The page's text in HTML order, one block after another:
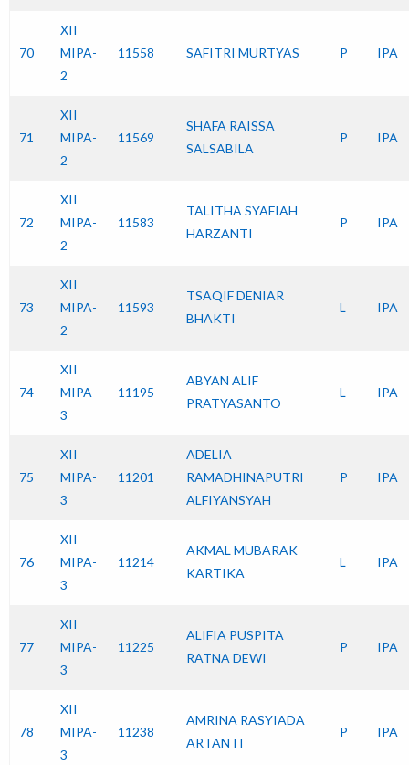
70
XII
MIPA-
2
11558 SAFITRI MURTYAS P IPA
71
XII
MIPA-
2
11569
SHAFA RAISSA
SALSABILA
P IPA
72
XII
MIPA-
2
11583
TALITHA SYAFIAH
HARZANTI
P IPA
73
XII
MIPA-
2
11593
TSAQIF DENIAR
BHAKTI
L IPA
74
XII
MIPA-
3
11195
ABYAN ALIF
PRATYASANTO
L IPA
75
XII
MIPA-
3
11201
ADELIA
RAMADHINAPUTRI
ALFIYANSYAH
P IPA
76
XII
MIPA-
3
11214
AKMAL MUBARAK
KARTIKA
L IPA
77
XII
MIPA-
3
11225
ALIFIA PUSPITA
RATNA DEWI
P IPA
78
XII
MIPA-
3
11238
AMRINA RASYIADA
ARTANTI
P IPA